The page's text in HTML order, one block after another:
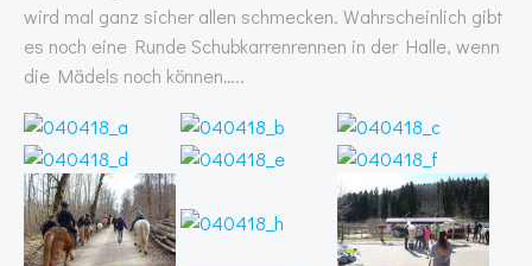
wird mal ganz sicher allen schmecken. Wahrscheinlich gibt
es noch eine Runde Schubkarrenrennen in der Halle, wenn
die Mädels noch können…..